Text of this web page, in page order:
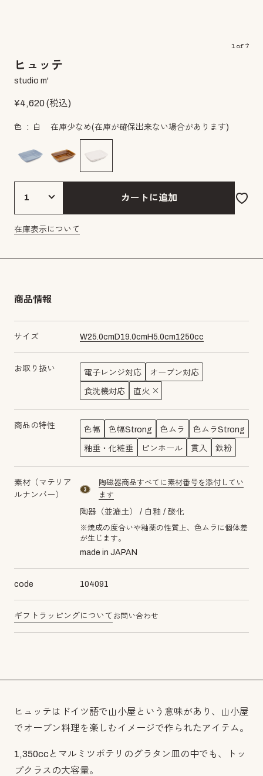
1of 7
ヒュッテ
studio m'
¥4,620(税込)
色 白 在庫少なめ(在庫が確保出来ない場合があります)
カートに追加
在庫表示について
商品情報
サイズ W25.0cm D19.0cm H5.0cm1250cc
お取り扱い 電子レンジ対応 オーブン対応
食洗機対応 直火
商品の特性 色幅 色幅Strong 色ムラ 色ムラStrong
釉垂・化粧垂 ピンホール 貫入 鉄粉
素材（マテリア
ルナンバー）
material number3
陶磁器商品すべてに素材番号を添付してい
ます
陶器（並漉土） 白釉 酸化
※焼成の度合いや釉薬の性質上、色ムラに個体差
が生じます。
made in JAPAN
code 104091
ギフトラッピングについて お問い合わせ
ヒュッテはドイツ語で山小屋という意味があり、山小屋
でオーブン料理を楽しむイメージで作られたアイテム。
1,350ccとマルミツポテリのグラタン皿の中でも、トッ
プクラスの大容量。